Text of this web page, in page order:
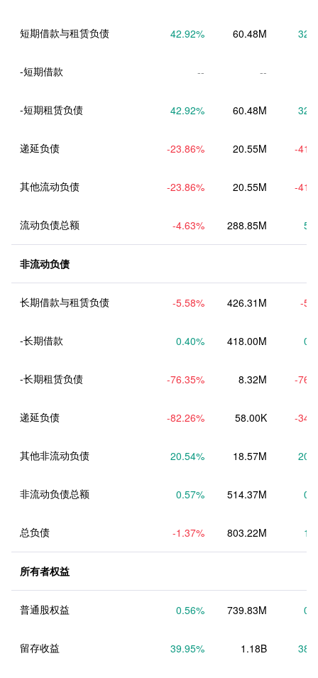
短期借款与租赁负债 42.92% 60.48M
-短期借款 -- --
-短期租赁负债 42.92% 60.48M
递延负债 -23.86% 20.55M -
其他流动负债 -23.86% 20.55M -
流动负债总额 -4.63% 288.85M
非流动负债
长期借款与租赁负债 -5.58% 426.31M -
-长期借款 0.40% 418.00M
-长期租赁负债 -76.35% 8.32M -
递延负债 -82.26% 58.00K -
其他非流动负债 20.54% 18.57M
非流动负债总额 0.57% 514.37M
总负债 -1.37% 803.22M
所有者权益
普通股权益 0.56% 739.83M
留存收益 39.95% 1.18B